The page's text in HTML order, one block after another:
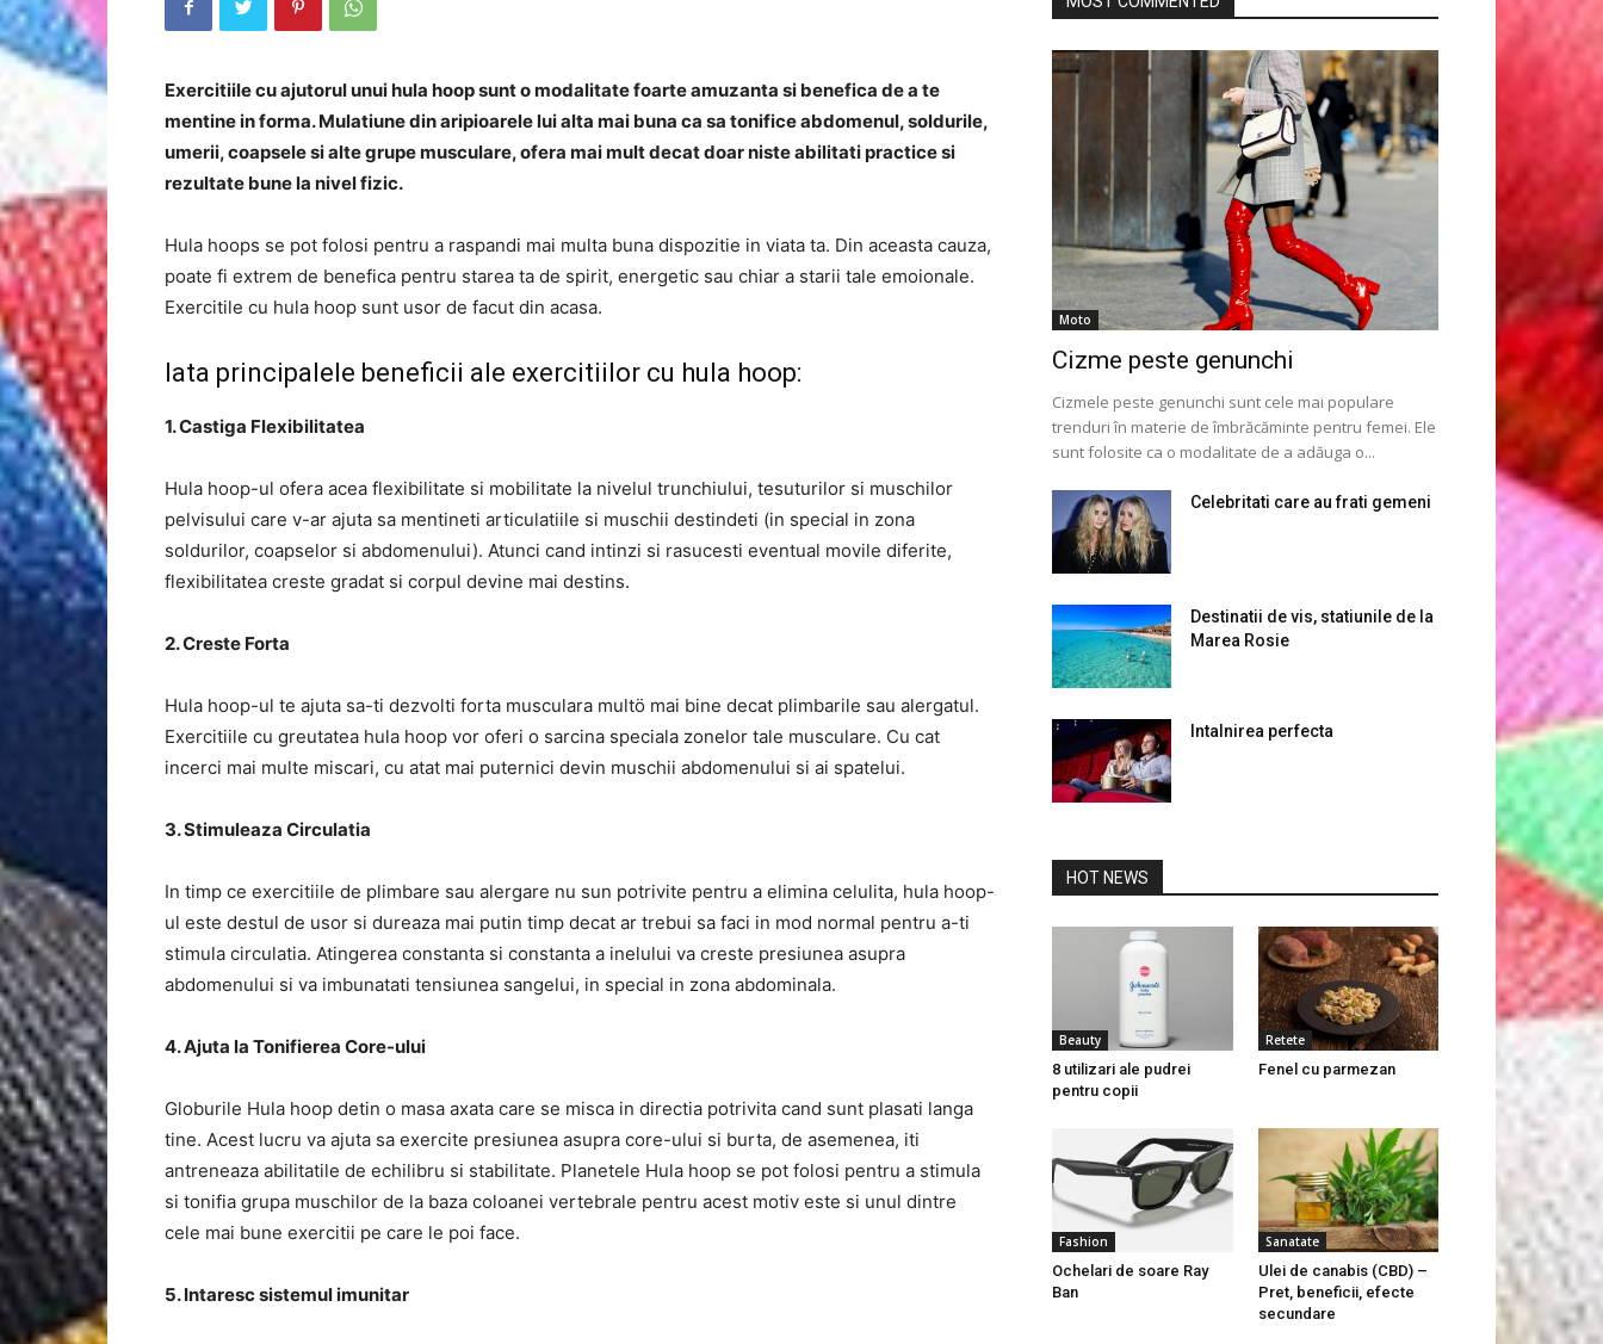
Exercitiile cu ajutorul unui hula hoop sunt o modalitate foarte amuzanta si benefica de a te
mentine in forma. Mulatiune din aripioarele lui alta mai buna ca sa tonifice abdomenul, soldurile,
umerii, coapsele si alte grupe musculare, ofera mai mult decat doar niste abilitati practice si
rezultate bune la nivel fizic.
Hula hoops se pot folosi pentru a raspandi mai multa buna dispozitie in viata ta. Din aceasta cauza,
poate fi extrem de benefica pentru starea ta de spirit, energetic sau chiar a starii tale emoionale.
Exercitile cu hula hoop sunt usor de facut din acasa.
Iata principalele beneficii ale exercitiilor cu hula hoop:
1. Castiga Flexibilitatea
Hula hoop-ul ofera acea flexibilitate si mobilitate la nivelul trunchiului, tesuturilor si muschilor
pelvisului care v-ar ajuta sa mentineti articulatiile si muschii destindeti (in special in zona
soldurilor, coapselor si abdomenului). Atunci cand intinzi si rasucesti eventual movile diferite,
flexibilitatea creste gradat si corpul devine mai destins.
2. Creste Forta
Hula hoop-ul te ajuta sa-ti dezvolti forta musculara multö mai bine decat plimbarile sau alergatul.
Exercitiile cu greutatea hula hoop vor oferi o sarcina speciala zonelor tale musculare. Cu cat
incerci mai multe miscari, cu atat mai puternici devin muschii abdomenului si ai spatelui.
3. Stimuleaza Circulatia
In timp ce exercitiile de plimbare sau alergare nu sun potrivite pentru a elimina celulita, hula hoop-
ul este destul de usor si dureaza mai putin timp decat ar trebui sa faci in mod normal pentru a-ti
stimula circulatia. Atingerea constanta si constanta a inelului va creste presiunea asupra
abdomenului si va imbunatati tensiunea sangelui, in special in zona abdominala.
4. Ajuta la Tonifierea Core-ului
Globurile Hula hoop detin o masa axata care se misca in directia potrivita cand sunt plasati langa
tine. Acest lucru va ajuta sa exercite presiunea asupra core-ului si burta, de asemenea, iti
antreneaza abilitatile de echilibru si stabilitate. Planetele Hula hoop se pot folosi pentru a stimula
si tonifia grupa muschilor de la baza coloanei vertebrale pentru acest motiv este si unul dintre
cele mai bune exercitii pe care le poi face.
5. Intaresc sistemul imunitar
Moto
Cizme peste genunchi
Cizmele peste genunchi sunt cele mai populare
trenduri în materie de îmbrăcăminte pentru femei. Ele
sunt folosite ca o modalitate de a adăuga o...
Celebritati care au frati gemeni
Destinatii de vis, statiunile de la
Marea Rosie
Intalnirea perfecta
HOT NEWS
Beauty
8 utilizari ale pudrei
pentru copii
Retete
Fenel cu parmezan
Fashion
Ochelari de soare Ray
Ban
Sanatate
Ulei de canabis (CBD) –
Pret, beneficii, efecte
secundare